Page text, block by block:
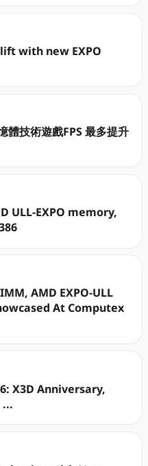
with new EXPO
體技術遊戲FPS 最多提升
ULL-EXPO memory,
AMD EXPO-ULL
At Computex
X3D Anniversary,
...